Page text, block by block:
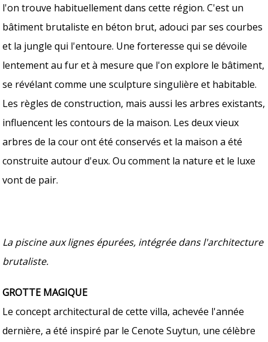
l'on trouve habituellement dans cette région. C'est un
bâtiment brutaliste en béton brut, adouci par ses courbes
et la jungle qui l'entoure. Une forteresse qui se dévoile
lentement au fur et à mesure que l'on explore le bâtiment,
se révélant comme une sculpture singulière et habitable.
Les règles de construction, mais aussi les arbres existants,
influencent les contours de la maison. Les deux vieux
arbres de la cour ont été conservés et la maison a été
construite autour d'eux. Ou comment la nature et le luxe
vont de pair.
La piscine aux lignes épurées, intégrée dans l'architecture
brutaliste.
GROTTE MAGIQUE
Le concept architectural de cette villa, achevée l'année
dernière, a été inspiré par le Cenote Suytun, une célèbre